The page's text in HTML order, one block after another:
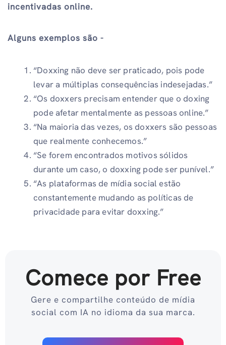
incentivadas online.
Alguns exemplos são -
“Doxxing não deve ser praticado, pois pode
levar a múltiplas consequências indesejadas.”
“Os doxxers precisam entender que o doxing
pode afetar mentalmente as pessoas online.”
“Na maioria das vezes, os doxxers são pessoas
que realmente conhecemos.”
“Se forem encontrados motivos sólidos
durante um caso, o doxxing pode ser punível.”
“As plataformas de mídia social estão
constantemente mudando as políticas de
privacidade para evitar doxxing.”
Comece por Free
Gere e compartilhe conteúdo de mídia
social com IA no idioma da sua marca.